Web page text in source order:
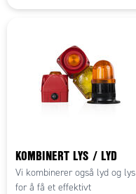
KOMBINERT LYS / LYD
Vi kombinerer også lyd og lys
for å få et effektivt